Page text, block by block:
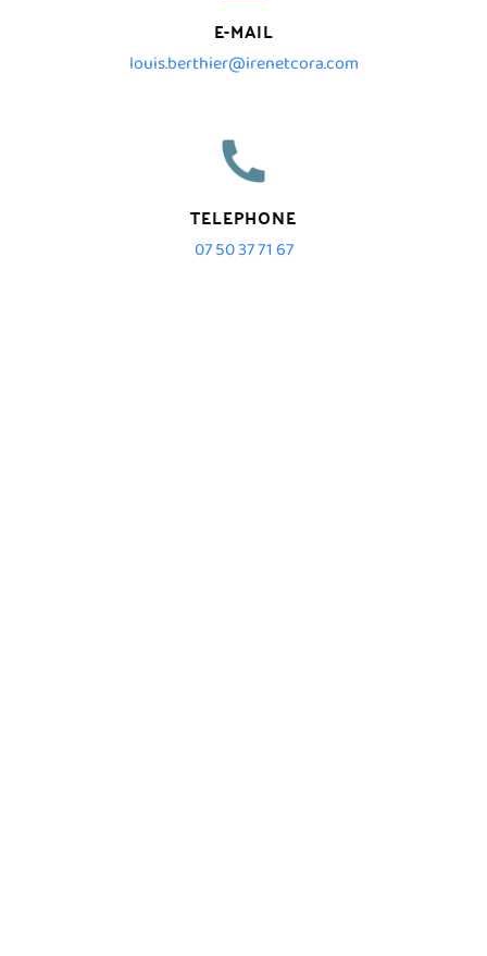
E-MAIL
louis.berthier@irenetcora.com
TELEPHONE
07 50 37 71 67